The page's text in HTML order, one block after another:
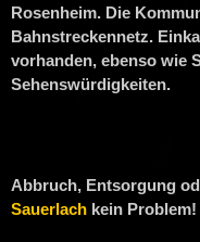
Rosenheim. Die
Bahnstreckennetz.
vorhanden, ebenso wie
Sehenswürdigkeiten.
Abbruch, Entsorgung
Sauerlach kein Problem!